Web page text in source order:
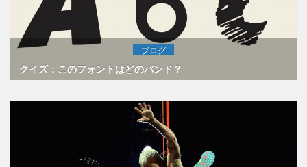
ブログ
クイズ：このフォントはどのバンド？